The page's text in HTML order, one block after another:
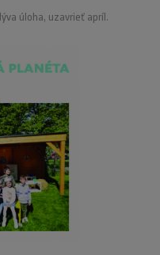
úloha, uzavrieť apríl.